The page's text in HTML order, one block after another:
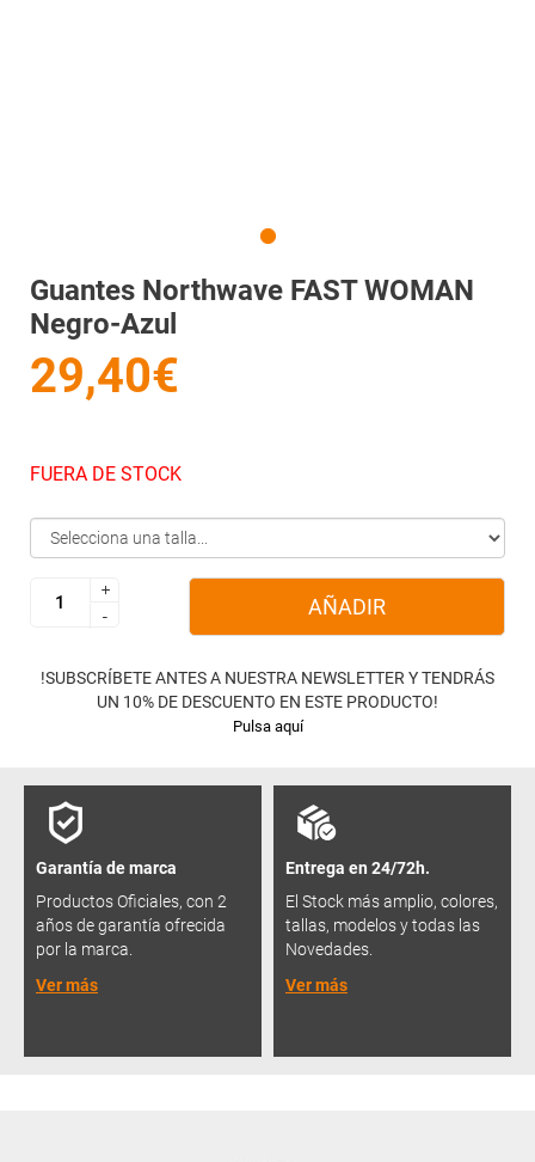
Guantes Northwave FAST WOMAN
Negro-Azul
29,40€
FUERA DE STOCK
+
-
+
-
AÑADIR
!SUBSCRÍBETE ANTES A NUESTRA NEWSLETTER Y TENDRÁS
UN 10% DE DESCUENTO EN ESTE PRODUCTO!
Pulsa aquí
Garantía de marca
Productos Oficiales, con 2
años de garantía ofrecida
por la marca.
Ver más
Entrega en 24/72h.
El Stock más amplio, colores,
tallas, modelos y todas las
Novedades.
Ver más